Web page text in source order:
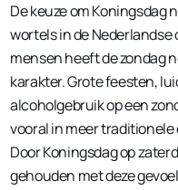
De keuze om Koningsdag
wortels in de
mensen heeft de zondag
karakter. Grote feesten,
alcoholgebruik op een
vooral in meer
Door Koningsdag op
gehouden met deze